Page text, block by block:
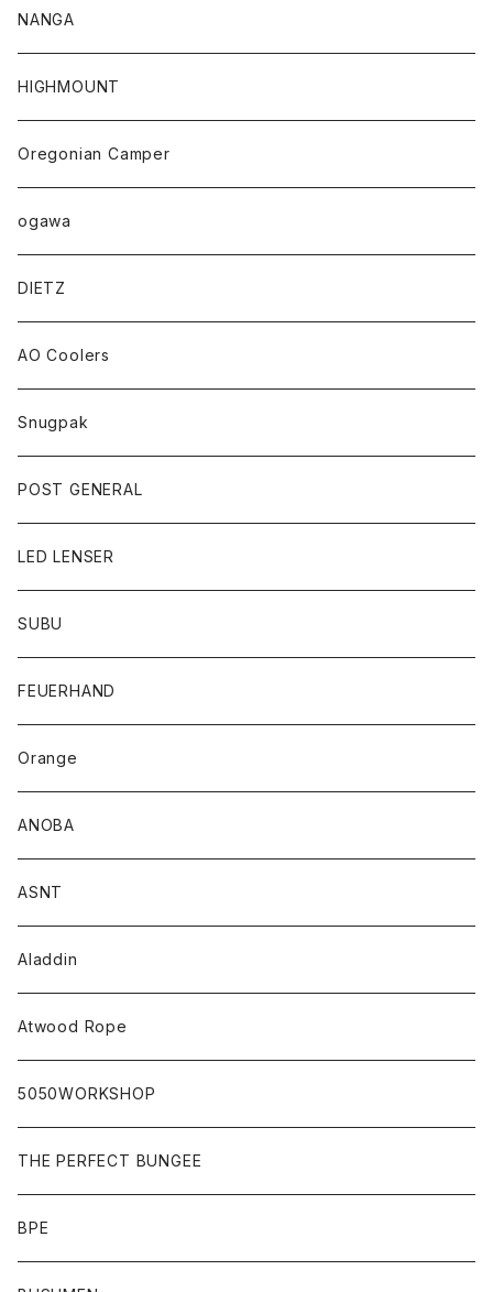
NANGA
HIGHMOUNT
Oregonian Camper
ogawa
DIETZ
AO Coolers
Snugpak
POST GENERAL
LED LENSER
SUBU
FEUERHAND
Orange
ANOBA
ASNT
Aladdin
Atwood Rope
5050WORKSHOP
THE PERFECT BUNGEE
BPE